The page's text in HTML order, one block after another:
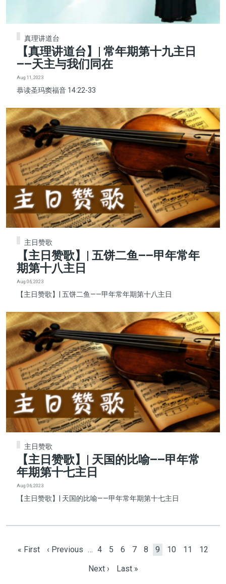
真理讲道台
【真理讲道台】| 常年期第十九主日
——天主与我们同在
Aug 11, 2023
恭读圣玛窦福音 14:22-33
主日赞歌
【主日赞歌】| 五饼二鱼——甲年常年
期第十八主日
Aug 06, 2023
【主日赞歌】| 五饼二鱼——甲年常年期第十八主日
主日赞歌
【主日赞歌】| 天国的比喻——甲年常
年期第十七主日
Aug 06, 2023
【主日赞歌】| 天国的比喻——甲年常年期第十七主日
First page
« First Previous page
‹ Previous … Page
4 Page
5 Page
6 Page
7 Page
8 Current page
9 Page
10 Page
11 Page
12
Next page
Next › Last page
Last »